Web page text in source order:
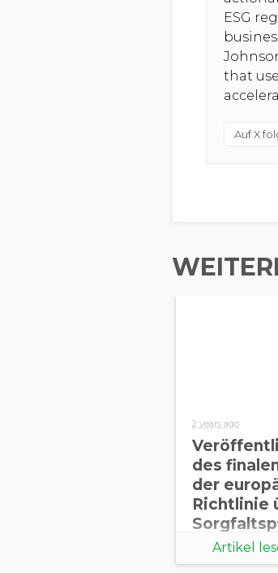
ESG
that
Auf X
2 years ago
des
der
Richtlinie
von
(CSDDD)
Artikel